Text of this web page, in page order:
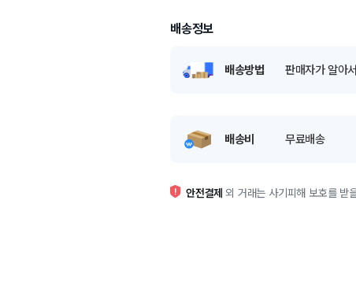
배송정보
배송방법 판매자가 알아
배송비 무료배송
안전결제 외 거래는 사기피해 보호를 받